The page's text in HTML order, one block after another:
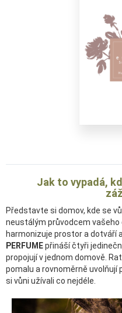
Jak to vypadá,
Představte si domov, kde se
neustálým průvodcem vašeho
harmonizuje prostor a dotváří
PERFUMEpřináší čtyři
propojují v jednom domově.
pomalu a rovnoměrně uvolňují
si vůni užívali co nejdéle.